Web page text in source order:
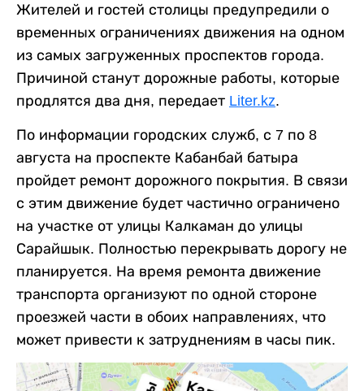
Жителей и гостей столицы предупредили о
временных ограничениях движения на одном
из самых загруженных проспектов города.
Причиной станут дорожные работы, которые
продлятся два дня, передает Liter.kz.
По информации городских служб, с 7 по 8
августа на проспекте Кабанбай батыра
пройдет ремонт дорожного покрытия. В связи
с этим движение будет частично ограничено
на участке от улицы Калкаман до улицы
Сарайшык. Полностью перекрывать дорогу не
планируется. На время ремонта движение
транспорта организуют по одной стороне
проезжей части в обоих направлениях, что
может привести к затруднениям в часы пик.